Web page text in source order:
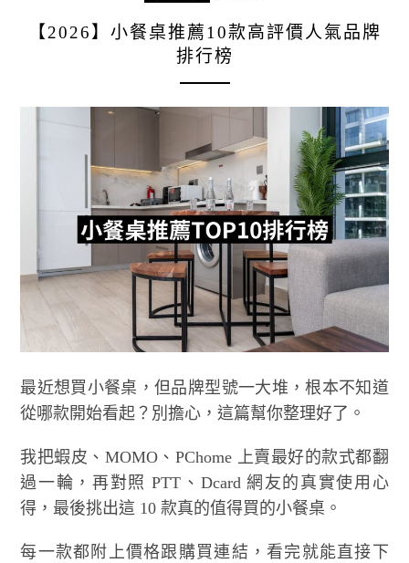
【2026】小餐桌推薦10款高評價人氣品牌
排行榜
最近想買小餐桌，但品牌型號一大堆，根本不知道
從哪款開始看起？別擔心，這篇幫你整理好了。
我把蝦皮、MOMO、PChome 上賣最好的款式都翻
過一輪，再對照 PTT、Dcard 網友的真實使用心
得，最後挑出這 10 款真的值得買的小餐桌。
每一款都附上價格跟購買連結，看完就能直接下